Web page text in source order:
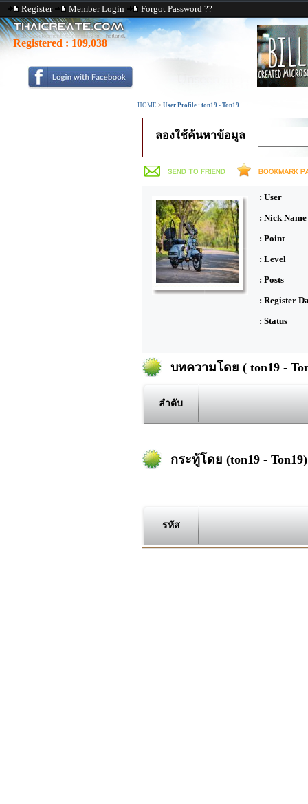
Register Member Login Forgot Password ??
Registered : 109,038
HOME > User Profile : ton19 - Ton19
ลองใช้ค้นหาข้อมูล
: User
: Nick Name
: Point
: Level
: Posts
: Register
: Status
บทความโดย ( ton19 -
ลำดับ
กระทู้โดย (ton19 - Ton19)
รหัส